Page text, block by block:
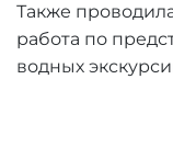
Также
работа по
водных